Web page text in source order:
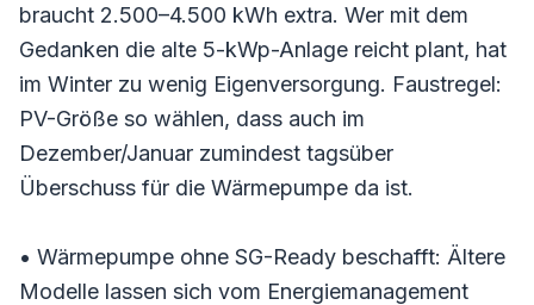
braucht 2.500–4.500 kWh extra. Wer mit dem
Gedanken die alte 5-kWp-Anlage reicht plant, hat
im Winter zu wenig Eigenversorgung. Faustregel:
PV-Größe so wählen, dass auch im
Dezember/Januar zumindest tagsüber
Überschuss für die Wärmepumpe da ist.
• Wärmepumpe ohne SG-Ready beschafft: Ältere
Modelle lassen sich vom Energiemanagement